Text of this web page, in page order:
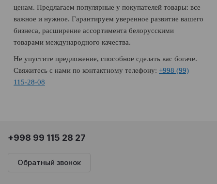
ценам. Предлагаем популярные у покупателей товары: все
важное и нужное. Гарантируем уверенное развитие вашего
бизнеса, расширение ассортимента белорусскими
товарами международного качества.
Не упустите предложение, способное сделать вас богаче.
Свяжитесь с нами по контактному телефону: +998 (99)
115-28-08
+998 99 115 28 27
Обратный звонок